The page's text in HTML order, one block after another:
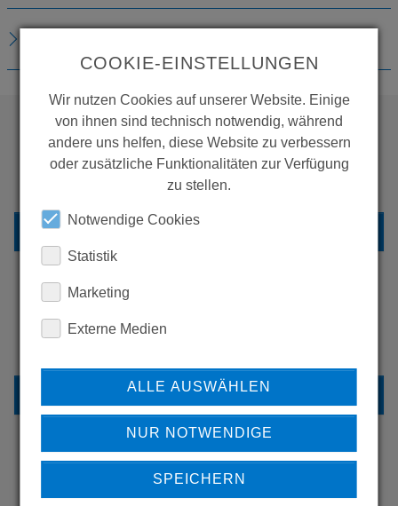
WOLLEN SIE MEHR
PRODUKTE SEHEN?
ZURÜCK ZUR ÜBERSICHT
ERFAHREN SIE MEHR ÜBER
REFERENZEN
HABEN SIE FRAGEN?
COOKIE-EINSTELLUNGEN
Wir nutzen Cookies auf unserer Website. Einige
von ihnen sind technisch notwendig, während
andere uns helfen, diese Website zu verbessern
oder zusätzliche Funktionalitäten zur Verfügung
zu stellen.
Notwendige Cookies
Statistik
Marketing
Externe Medien
ALLE AUSWÄHLEN
NUR NOTWENDIGE
SPEICHERN